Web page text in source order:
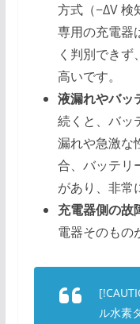
方式（−ΔV 検
専用の充電器
く判別できず、
高いです。
液漏れやバッ
続くと、バッ
漏れや急激な
合、バッテリ
があり、非常
充電器側の故
電器そのもの
ル水素